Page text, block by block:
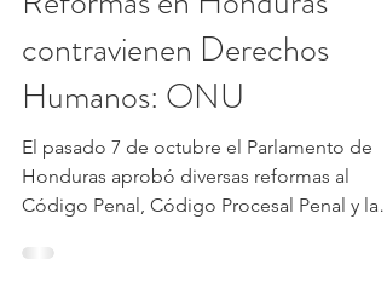
Academia IDH
5 nov 2021
1 min de lectura
Reformas en Honduras
contravienen Derechos
Humanos: ONU
Honduras aprobó diversas reformas al